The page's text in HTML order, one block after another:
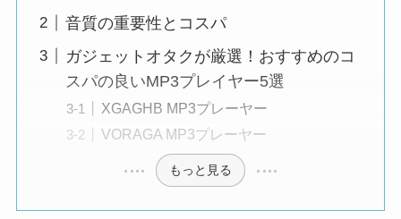
音質の重要性とコスパ
ガジェットオタクが厳選！おすすめのコ
スパの良いMP3プレイヤー5選
XGAGHB MP3プレーヤー
VORAGA MP3プレーヤー
もっと見る